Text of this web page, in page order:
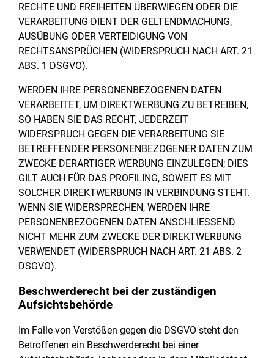
RECHTE UND FREIHEITEN ÜBERWIEGEN ODER DIE
VERARBEITUNG DIENT DER GELTENDMACHUNG,
AUSÜBUNG ODER VERTEIDIGUNG VON
RECHTSANSPRÜCHEN (WIDERSPRUCH NACH ART. 21
ABS. 1 DSGVO).
WERDEN IHRE PERSONENBEZOGENEN DATEN
VERARBEITET, UM DIREKTWERBUNG ZU BETREIBEN,
SO HABEN SIE DAS RECHT, JEDERZEIT
WIDERSPRUCH GEGEN DIE VERARBEITUNG SIE
BETREFFENDER PERSONENBEZOGENER DATEN ZUM
ZWECKE DERARTIGER WERBUNG EINZULEGEN; DIES
GILT AUCH FÜR DAS PROFILING, SOWEIT ES MIT
SOLCHER DIREKTWERBUNG IN VERBINDUNG STEHT.
WENN SIE WIDERSPRECHEN, WERDEN IHRE
PERSONENBEZOGENEN DATEN ANSCHLIESSEND
NICHT MEHR ZUM ZWECKE DER DIREKTWERBUNG
VERWENDET (WIDERSPRUCH NACH ART. 21 ABS. 2
DSGVO).
Beschwerde­recht bei der zuständigen
Aufsichts­behörde
Im Falle von Verstößen gegen die DSGVO steht den
Betroffenen ein Beschwerderecht bei einer